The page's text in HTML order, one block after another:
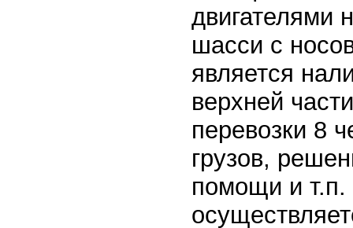
двигателями
шасси с
является
верхней
перевозки 8
грузов,
помощи и т.п.